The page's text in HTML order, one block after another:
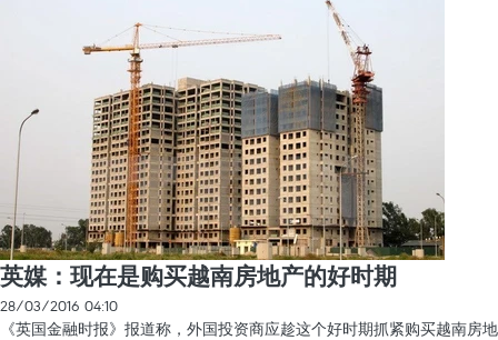
英媒：现在是购买越南房地产的好时期
28/03/2016 04:10
《英国金融时报》报道称，外国投资商应趁这个好时期抓紧购买越南房地